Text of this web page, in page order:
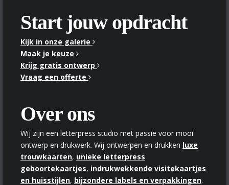
Start jouw opdracht
Kijk in onze galerie
Maak je keuze
Krijg gratis ontwerp
Vraag een offerte
Over ons
Wij zijn een letterpress studio met passie voor mooi
ontwerp en drukwerk. Wij ontwerpen en drukken luxe
trouwkaarten, unieke letterpress
geboortekaartjes, indrukwekkende visitekaartjes
en huisstijlen, bijzondere labels en verpakkingen.